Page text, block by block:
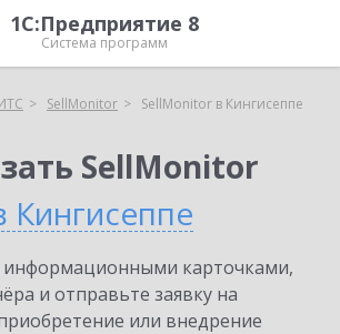
1С:Предприятие 8
Система программ
SellMonitor SellMonitor в Кингисеппе
SellMonitor
Кингисеппе
информационными карточками,
и отправьте заявку на
или внедрение